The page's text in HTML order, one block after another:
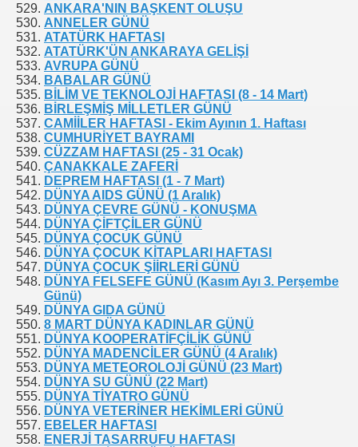
ANKARA'NIN BAŞKENT OLUŞU
ANNELER GÜNÜ
ATATÜRK HAFTASI
ATATÜRK'ÜN ANKARAYA GELİŞİ
AVRUPA GÜNÜ
BABALAR GÜNÜ
BİLİM VE TEKNOLOJİ HAFTASI (8 - 14 Mart)
BİRLEŞMİŞ MİLLETLER GÜNÜ
CAMİİLER HAFTASI - Ekim Ayının 1. Haftası
CUMHURİYET BAYRAMI
CÜZZAM HAFTASI (25 - 31 Ocak)
ÇANAKKALE ZAFERİ
DEPREM HAFTASI (1 - 7 Mart)
DÜNYA AIDS GÜNÜ (1 Aralık)
DÜNYA ÇEVRE GÜNÜ - KONUŞMA
DÜNYA ÇİFTÇİLER GÜNÜ
DÜNYA ÇOCUK GÜNÜ
DÜNYA ÇOCUK KİTAPLARI HAFTASI
DÜNYA ÇOCUK ŞİİRLERİ GÜNÜ
DÜNYA FELSEFE GÜNÜ (Kasım Ayı 3. Perşembe
Günü)
DÜNYA GIDA GÜNÜ
8 MART DÜNYA KADINLAR GÜNÜ
DÜNYA KOOPERATİFÇİLİK GÜNÜ
DÜNYA MADENCİLER GÜNÜ (4 Aralık)
DÜNYA METEOROLOJİ GÜNÜ (23 Mart)
DÜNYA SU GÜNÜ (22 Mart)
DÜNYA TİYATRO GÜNÜ
DÜNYA VETERİNER HEKİMLERİ GÜNÜ
EBELER HAFTASI
ENERJİ TASARRUFU HAFTASI